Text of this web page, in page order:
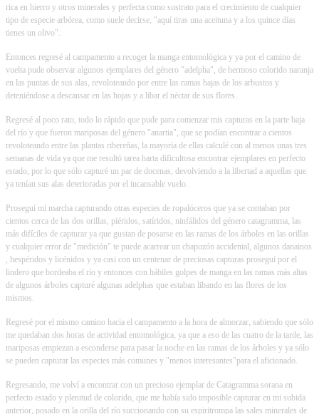
rica en hierro y otros minerales y perfecta como sustrato para el crecimiento de cualquier
tipo de especie arbórea, como suele decirse, "aquí tiras una aceituna y a los quince días
tienes un olivo".
Entonces regresé al campamento a recoger la manga entomológica y ya por el camino de
vuelta pude observar algunos ejemplares del género "adelpha", de hermoso colorido naranja
en las puntas de sus alas, revoloteando por entre las ramas bajas de los arbustos y
deteniéndose a descansar en las hojas y a libar el néctar de sus flores.
Regresé al poco rato, todo lo rápido que pude para comenzar mis capturas en la parte baja
del río y que fueron mariposas del género "anartia", que se podían encontrar a cientos
revoloteando entre las plantas ribereñas, la mayoría de ellas calculé con al menos unas tres
semanas de vida ya que me resultó tarea harta dificultosa encontrar ejemplares en perfecto
estado, por lo que sólo capturé un par de docenas, devolviendo a la libertad a aquellas que
ya tenían sus alas deterioradas por el incansable vuelo.
Proseguí mi marcha capturando otras especies de ropalóceros que ya se contaban por
cientos cerca de las dos orillas, piéridos, satíridos, ninfálidos del género catagramma, las
más difíciles de capturar ya que gustan de posarse en las ramas de los árboles en las orillas
y cualquier error de "medición" te puede acarrear un chapuzón accidental, algunos danainos
, hespéridos y licénidos y ya casi con un centenar de preciosas capturas proseguí por el
lindero que bordeaba el río y entonces con hábiles golpes de manga en las ramas más altas
de algunos árboles capturé algunas adelphas que estaban libando en las flores de los
mismos.
Regresé por el mismo camino hacia el campamento a la hora de almorzar, sabiendo que sólo
me quedaban dos horas de actividad entomológica, ya que a eso de las cuatro de la tarde, las
mariposas empiezan a esconderse para pasar la noche en las ramas de los árboles y ya sólo
se pueden capturar las especies más comunes y "menos interesantes"para el aficionado.
Regresando, me volví a encontrar con un precioso ejemplar de Catagramma sorana en
perfecto estado y plenitud de colorido, que me había sido imposible capturar en mi subida
anterior, posado en la orilla del río succionando con su espiritrompa las sales minerales de